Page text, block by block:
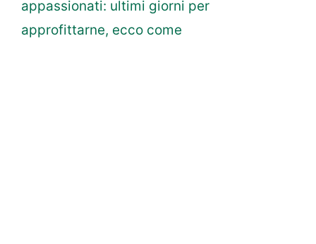
appassionati: ultimi giorni per
approfittarne, ecco come